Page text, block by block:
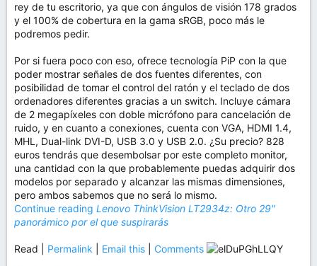
rey de tu escritorio, ya que con ángulos de visión 178 grados
y el 100% de cobertura en la gama sRGB, poco más le
podremos pedir.
Por si fuera poco con eso, ofrece tecnología PiP con la que
poder mostrar señales de dos fuentes diferentes, con
posibilidad de tomar el control del ratón y el teclado de dos
ordenadores diferentes gracias a un switch. Incluye cámara
de 2 megapíxeles con doble micrófono para cancelación de
ruido, y en cuanto a conexiones, cuenta con VGA, HDMI 1.4,
MHL, Dual-link DVI-D, USB 3.0 y USB 2.0. ¿Su precio? 828
euros tendrás que desembolsar por este completo monitor,
una cantidad con la que probablemente puedas adquirir dos
modelos por separado y alcanzar las mismas dimensiones,
pero ambos sabemos que no será lo mismo.
Continue reading Lenovo ThinkVision LT2934z: Otro 29"
panorámico por el que suspirarás
Read | Permalink Email this Comments